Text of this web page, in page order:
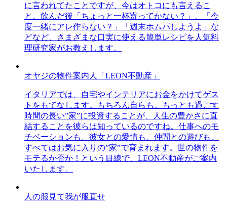
に言われてたことですが、今はオトコにも言えるこ
と。飲んだ後「ちょっと一杯寄ってかない？」、「今
度一緒にアレ作らない？」「週末ホムパしようよ」な
どなど、さまざまな口実に使える簡単レシピを人気料
理研究家がお教えします。
オヤジの物件案内人「LEON不動産」
イタリアでは、自宅やインテリアにお金をかけてゲス
トをもてなします。もちろん自らも。もっとも過ごす
時間の長い”家”に投資することが、人生の豊かさに直
結することを彼らは知っているのですね。仕事へのモ
チベーションも、彼女との愛情も、仲間との遊びも、
すべてはお気に入りの”家”で育まれます。世の物件を
モテるか否か！という目線で、LEON不動産がご案内
いたします。
人の服見て我が服直せ